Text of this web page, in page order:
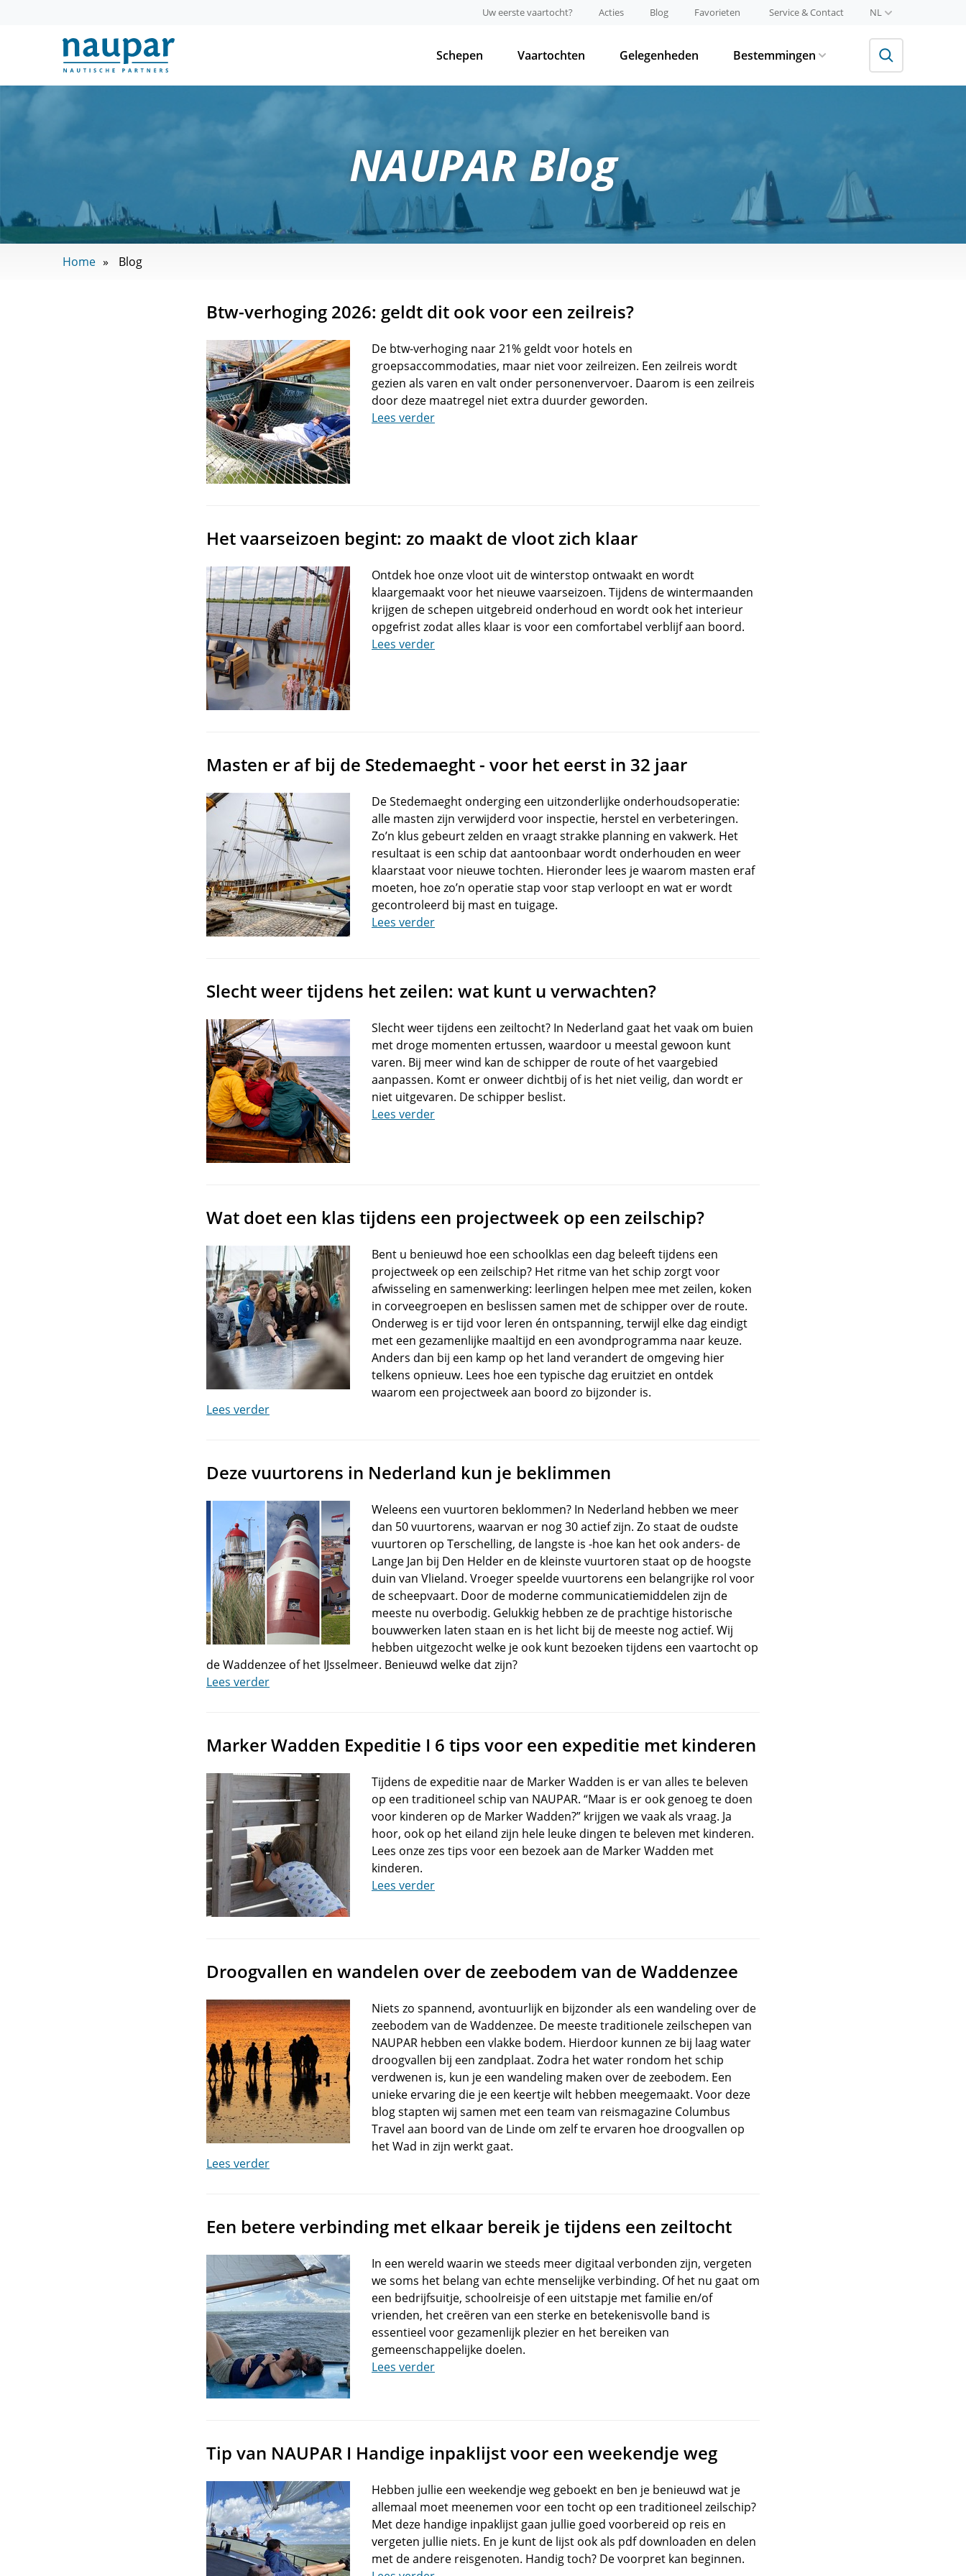
Uw eerste vaartocht? Acties Blog Favorieten Service & Contact NL
Schepen Vaartochten Gelegenheden Bestemmingen
NAUPAR Blog
Home Blog
Btw-verhoging 2026: geldt dit ook voor een zeilreis?
De btw-verhoging naar 21% geldt voor hotels en
groepsaccommodaties, maar niet voor zeilreizen. Een zeilreis wordt
gezien als varen en valt onder personenvervoer. Daarom is een zeilreis
door deze maatregel niet extra duurder geworden.
Lees verder
Het vaarseizoen begint: zo maakt de vloot zich klaar
Ontdek hoe onze vloot uit de winterstop ontwaakt en wordt
klaargemaakt voor het nieuwe vaarseizoen. Tijdens de wintermaanden
krijgen de schepen uitgebreid onderhoud en wordt ook het interieur
opgefrist zodat alles klaar is voor een comfortabel verblijf aan boord.
Lees verder
Masten er af bij de Stedemaeght - voor het eerst in 32 jaar
De Stedemaeght onderging een uitzonderlijke onderhoudsoperatie:
alle masten zijn verwijderd voor inspectie, herstel en verbeteringen.
Zo’n klus gebeurt zelden en vraagt strakke planning en vakwerk. Het
resultaat is een schip dat aantoonbaar wordt onderhouden en weer
klaarstaat voor nieuwe tochten. Hieronder lees je waarom masten eraf
moeten, hoe zo’n operatie stap voor stap verloopt en wat er wordt
gecontroleerd bij mast en tuigage.
Lees verder
Slecht weer tijdens het zeilen: wat kunt u verwachten?
Slecht weer tijdens een zeiltocht? In Nederland gaat het vaak om buien
met droge momenten ertussen, waardoor u meestal gewoon kunt
varen. Bij meer wind kan de schipper de route of het vaargebied
aanpassen. Komt er onweer dichtbij of is het niet veilig, dan wordt er
niet uitgevaren. De schipper beslist.
Lees verder
Wat doet een klas tijdens een projectweek op een zeilschip?
Bent u benieuwd hoe een schoolklas een dag beleeft tijdens een
projectweek op een zeilschip? Het ritme van het schip zorgt voor
afwisseling en samenwerking: leerlingen helpen mee met zeilen, koken
in corveegroepen en beslissen samen met de schipper over de route.
Onderweg is er tijd voor leren én ontspanning, terwijl elke dag eindigt
met een gezamenlijke maaltijd en een avondprogramma naar keuze.
Anders dan bij een kamp op het land verandert de omgeving hier
telkens opnieuw. Lees hoe een typische dag eruitziet en ontdek
waarom een projectweek aan boord zo bijzonder is.
Lees verder
Deze vuurtorens in Nederland kun je beklimmen
Weleens een vuurtoren beklommen? In Nederland hebben we meer
dan 50 vuurtorens, waarvan er nog 30 actief zijn. Zo staat de oudste
vuurtoren op Terschelling, de langste is -hoe kan het ook anders- de
Lange Jan bij Den Helder en de kleinste vuurtoren staat op de hoogste
duin van Vlieland. Vroeger speelde vuurtorens een belangrijke rol voor
de scheepvaart. Door de moderne communicatiemiddelen zijn de
meeste nu overbodig. Gelukkig hebben ze de prachtige historische
bouwwerken laten staan en is het licht bij de meeste nog actief. Wij
hebben uitgezocht welke je ook kunt bezoeken tijdens een vaartocht op
de Waddenzee of het IJsselmeer. Benieuwd welke dat zijn?
Lees verder
Marker Wadden Expeditie I 6 tips voor een expeditie met kinderen
Tijdens de expeditie naar de Marker Wadden is er van alles te beleven
op een traditioneel schip van NAUPAR. “Maar is er ook genoeg te doen
voor kinderen op de Marker Wadden?” krijgen we vaak als vraag. Ja
hoor, ook op het eiland zijn hele leuke dingen te beleven met kinderen.
Lees onze zes tips voor een bezoek aan de Marker Wadden met
kinderen.
Lees verder
Droogvallen en wandelen over de zeebodem van de Waddenzee
Niets zo spannend, avontuurlijk en bijzonder als een wandeling over de
zeebodem van de Waddenzee. De meeste traditionele zeilschepen van
NAUPAR hebben een vlakke bodem. Hierdoor kunnen ze bij laag water
droogvallen bij een zandplaat. Zodra het water rondom het schip
verdwenen is, kun je een wandeling maken over de zeebodem. Een
unieke ervaring die je een keertje wilt hebben meegemaakt. Voor deze
blog stapten wij samen met een team van reismagazine Columbus
Travel aan boord van de Linde om zelf te ervaren hoe droogvallen op
het Wad in zijn werkt gaat.
Lees verder
Een betere verbinding met elkaar bereik je tijdens een zeiltocht
In een wereld waarin we steeds meer digitaal verbonden zijn, vergeten
we soms het belang van echte menselijke verbinding. Of het nu gaat om
een bedrijfsuitje, schoolreisje of een uitstapje met familie en/of
vrienden, het creëren van een sterke en betekenisvolle band is
essentieel voor gezamenlijk plezier en het bereiken van
gemeenschappelijke doelen.
Lees verder
Tip van NAUPAR I Handige inpaklijst voor een weekendje weg
Hebben jullie een weekendje weg geboekt en ben je benieuwd wat je
allemaal moet meenemen voor een tocht op een traditioneel zeilschip?
Met deze handige inpaklijst gaan jullie goed voorbereid op reis en
vergeten jullie niets. En je kunt de lijst ook als pdf downloaden en delen
met de andere reisgenoten. Handig toch? De voorpret kan beginnen.